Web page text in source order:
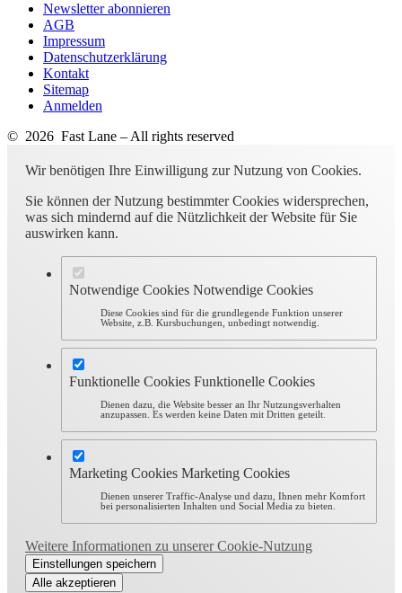
Newsletter abonnieren
AGB
Impressum
Datenschutzerklärung
Kontakt
Sitemap
Anmelden
© 2026 Fast Lane – All rights reserved
Wir benötigen Ihre Einwilligung zur Nutzung von Cookies.
Sie können der Nutzung bestimmter Cookies widersprechen,
was sich mindernd auf die Nützlichkeit der Website für Sie
auswirken kann.
Notwendige Cookies Notwendige Cookies
Diese Cookies sind für die grundlegende Funktion unserer
Website, z.B. Kursbuchungen, unbedingt notwendig.
Funktionelle Cookies Funktionelle Cookies
Dienen dazu, die Website besser an Ihr Nutzungsverhalten
anzupassen. Es werden keine Daten mit Dritten geteilt.
Marketing Cookies Marketing Cookies
Dienen unserer Traffic-Analyse und dazu, Ihnen mehr Komfort
bei personalisierten Inhalten und Social Media zu bieten.
Weitere Informationen zu unserer Cookie-Nutzung